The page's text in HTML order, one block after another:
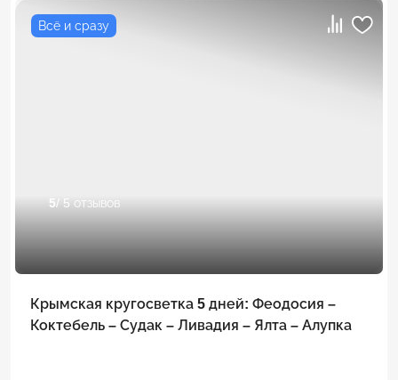
Всё и сразу
5/ 5 отзывов
Крымская кругосветка 5 дней: Феодосия –
Коктебель – Судак – Ливадия – Ялта – Алупка